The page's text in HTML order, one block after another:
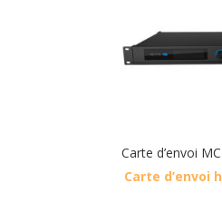
Carte d’envoi
Carte d’envoi